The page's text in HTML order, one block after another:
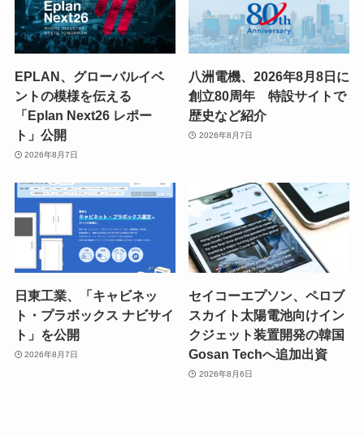
EPLAN、グローバルイベ
ントの模様を伝える
「Eplan Next26 レポー
ト」公開
2026年8月7日
八洲電機、2026年8月8日に
創立80周年 特設サイトで
歴史など紹介
2026年8月7日
日東工業、「キャビネッ
ト・プラボックス ナビサイ
ト」を公開
2026年8月7日
セイコーエプソン、ペロブ
スカイト太陽電池向けイン
クジェット装置開発の韓国
Gosan Techへ追加出資
2026年8月6日